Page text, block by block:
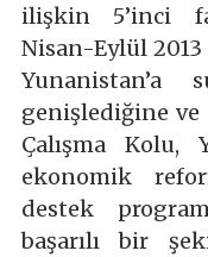
ilişkin 5’inci
Nisan-Eylül
Yunanistan’a
genişlediğine
Çalışma
ekonomik
destek
başarılı bir